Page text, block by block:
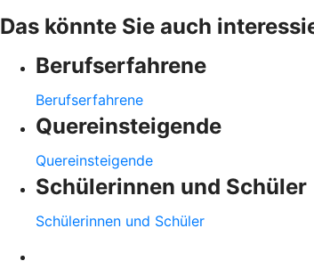
Das könnte Sie auch
Berufserfahrene
Berufserfahrene
Quereinsteigende
Quereinsteigende
Schülerinnen und Schüler
Schülerinnen und Schüler